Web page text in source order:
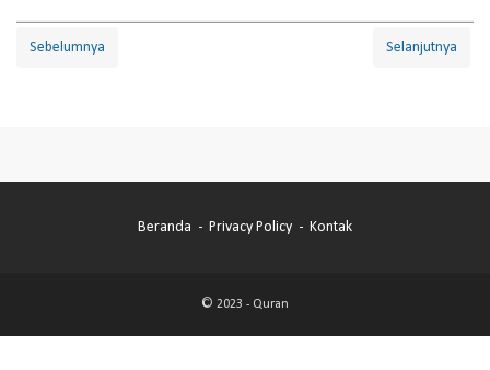
Sebelumnya Selanjutnya
Beranda Privacy Policy Kontak
© 2023 - Quran